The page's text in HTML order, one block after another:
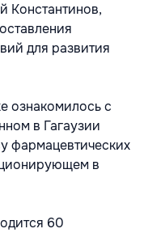
Константинов,
для развития
ознакомилось с
в Гагаузии
фармацевтических
в
60